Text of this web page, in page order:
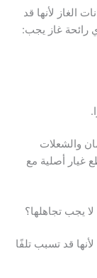
الغاز لأنها قد
رائحة غاز يجب:
والشعلات
غيار أصلية مع
قد تسبب تلفًا